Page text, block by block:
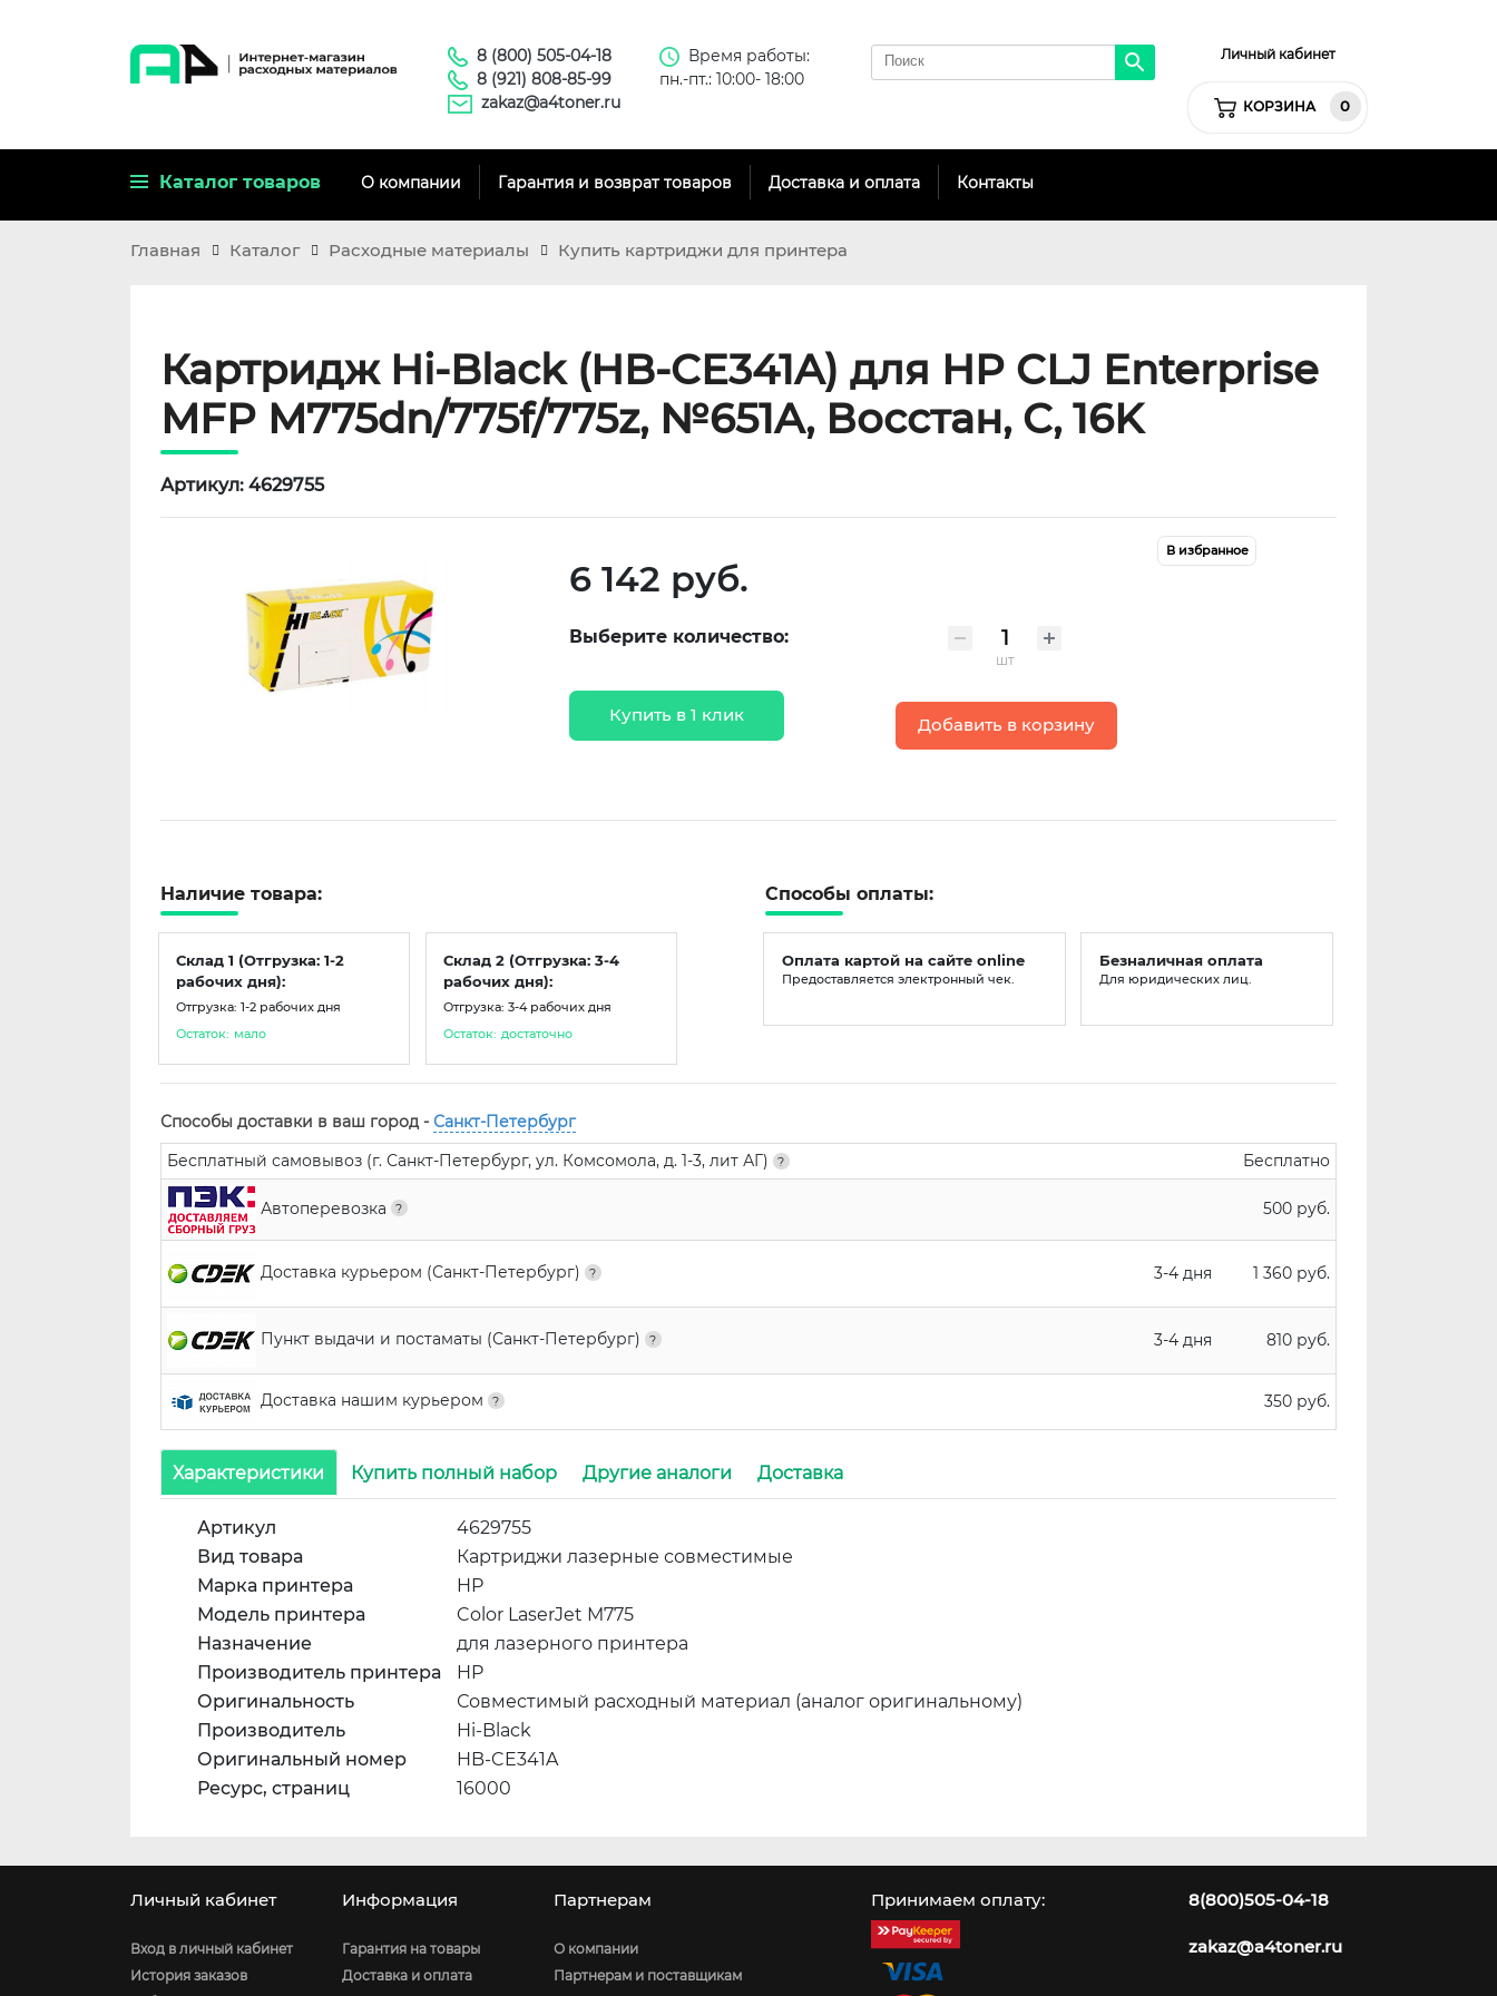
8 (800) 505-04-18
8 (921) 808-85-99
zakaz@a4toner.ru
Время работы:
пн.-пт.: 10:00- 18:00
Личный кабинет
КОРЗИНА 0
Каталог товаров О компании Гарантия и возврат товаров Доставка и оплата Контакты
Главная Каталог Расходные материалы Купить картриджи для принтера
Картридж Hi-Black (HB-CE341A) для HP CLJ Enterprise
MFP M775dn/775f/775z, №651A, Восстан, C, 16K
Артикул: 4629755
6 142 руб.
Выберите количество:
шт
Купить в 1 клик
Добавить в корзину
В избранное
Наличие товара:
Склад 1 (Отгрузка: 1-2
рабочих дня):
Отгрузка: 1-2 рабочих дня
Остаток: мало
Склад 2 (Отгрузка: 3-4
рабочих дня):
Отгрузка: 3-4 рабочих дня
Остаток: достаточно
Способы оплаты:
Оплата картой на сайте online
Предоставляется электронный чек.
Безналичная оплата
Для юридических лиц.
Способы доставки в ваш город - Санкт-Петербург
Бесплатный самовывоз (г. Санкт-Петербург, ул. Комсомола, д. 1-3, лит АГ)
Бесплатно
Автоперевозка 500 руб.
Доставка курьером (Санкт-Петербург) 3-4 дня 1 360 руб.
Пункт выдачи и постаматы (Санкт-Петербург) 3-4 дня 810 руб.
Доставка нашим курьером 350 руб.
Характеристики Купить полный набор Другие аналоги Доставка
Артикул
4629755
Вид товара
Картриджи лазерные совместимые
Марка принтера
HP
Модель принтера
Color LaserJet M775
Назначение
для лазерного принтера
Производитель принтера
HP
Оригинальность
Совместимый расходный материал (аналог оригинальному)
Производитель
Hi-Black
Оригинальный номер
HB-CE341A
Ресурс, страниц
16000
Личный кабинет
Вход в личный кабинет
История заказов
Информация
Гарантия на товары
Доставка и оплата
Партнерам
О компании
Партнерам и поставщикам
Принимаем оплату: 8(800)505-04-18
zakaz@a4toner.ru